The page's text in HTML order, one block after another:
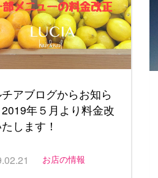
チアブログからお知ら
年５月より料金改
します！
お店の情報